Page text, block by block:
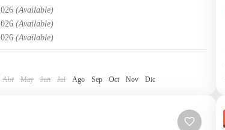
(Available)
(Available)
(Available)
Abr May Jun Jul Ago Sep Oct Nov Dic